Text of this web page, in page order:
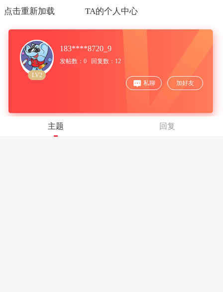
点击重新加载 TA的个人中心
LV2
183****8720_9
发帖数：0 回复数：12
私聊 加好友
主题 回复